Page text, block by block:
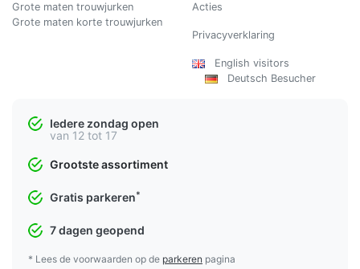
Grote maten trouwjurken
Grote maten korte trouwjurken
Acties
Privacyverklaring
English visitors
Deutsch Besucher
Iedere zondag open
van 12 tot 17
Grootste assortiment
Gratis parkeren*
7 dagen geopend
* Lees de voorwaarden op de parkeren pagina